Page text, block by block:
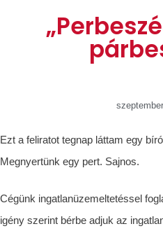
Ezt a feliratot tegnap láttam egy
Megnyertünk egy pert. Sajnos.
Cégünk ingatlanüzemeltetéssel
igény szerint bérbe adjuk az